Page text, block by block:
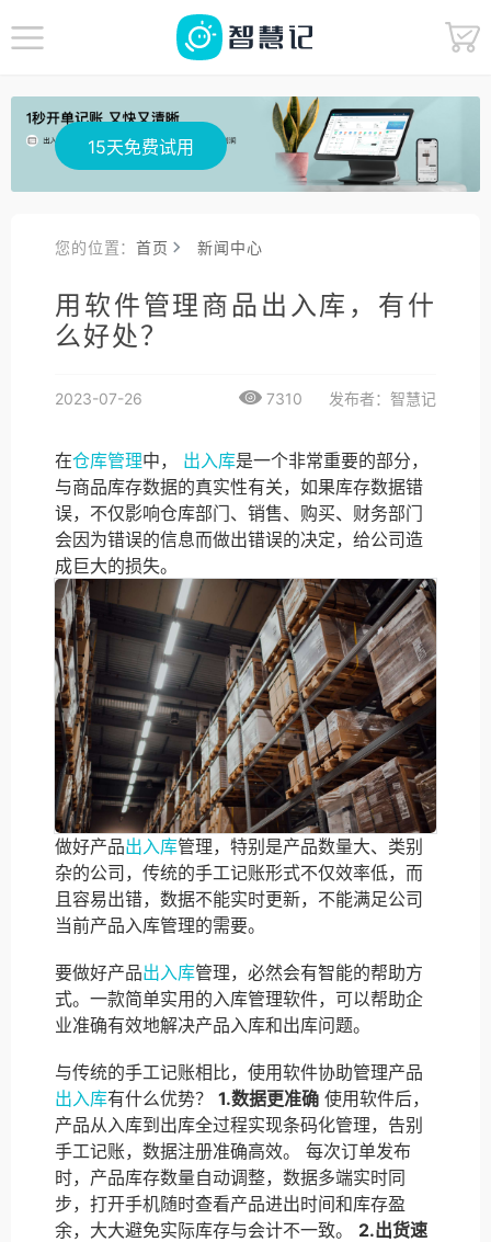
15天免费试用
您的位置：首页 新闻中心
用软件管理商品出入库，有什
么好处？
2023-07-26 7310 发布者：智慧记
在仓库管理中， 出入库是一个非常重要的部分，
与商品库存数据的真实性有关，如果库存数据错
误，不仅影响仓库部门、销售、购买、财务部门
会因为错误的信息而做出错误的决定，给公司造
成巨大的损失。
做好产品出入库管理，特别是产品数量大、类别
杂的公司，传统的手工记账形式不仅效率低，而
且容易出错，数据不能实时更新，不能满足公司
当前产品入库管理的需要。
要做好产品出入库管理，必然会有智能的帮助方
式。一款简单实用的入库管理软件，可以帮助企
业准确有效地解决产品入库和出库问题。
与传统的手工记账相比，使用软件协助管理产品
出入库有什么优势？ 1.数据更准确 使用软件后，
产品从入库到出库全过程实现条码化管理，告别
手工记账，数据注册准确高效。 每次订单发布
时，产品库存数量自动调整，数据多端实时同
步，打开手机随时查看产品进出时间和库存盈
余，大大避免实际库存与会计不一致。 2.出货速